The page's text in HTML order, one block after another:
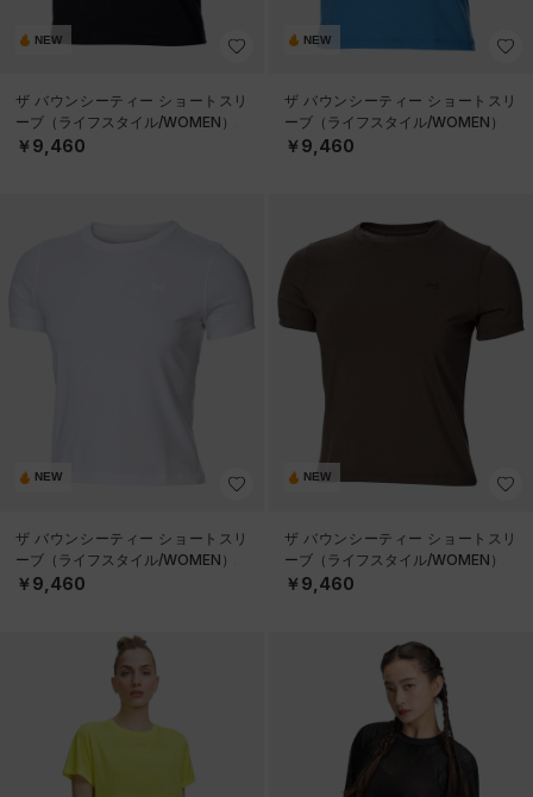
NEW
ザ バウンシーティー ショートスリ
ーブ（ライフスタイル/WOMEN）
￥9,460
NEW
ザ バウンシーティー ショートスリ
ーブ（ライフスタイル/WOMEN）
￥9,460
NEW
ザ バウンシーティー ショートスリ
ーブ（ライフスタイル/WOMEN）
￥9,460
NEW
ザ バウンシーティー ショートスリ
ーブ（ライフスタイル/WOMEN）
￥9,460